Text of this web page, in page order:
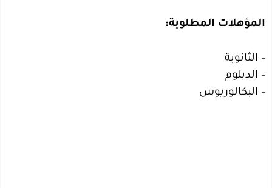
المؤهلات المطلوبة:
– الثانوية
– الدبلوم
– البكالوريوس